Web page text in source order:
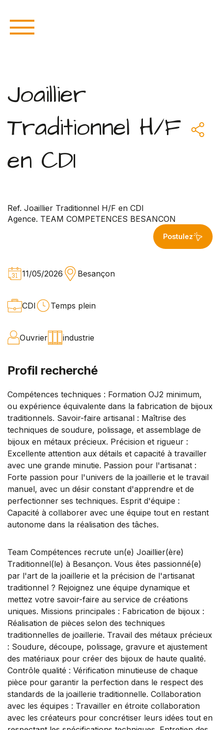
Joaillier
Traditionnel H/F
en CDI
Ref. Joaillier Traditionnel H/F en CDI
Agence. TEAM COMPETENCES BESANCON
Postulez
11/05/2026 Besançon
CDI Temps plein
Ouvrier industrie
Profil recherché
Compétences techniques : Formation OJ2 minimum,
ou expérience équivalente dans la fabrication de bijoux
traditionnels. Savoir-faire artisanal : Maîtrise des
techniques de soudure, polissage, et assemblage de
bijoux en métaux précieux. Précision et rigueur :
Excellente attention aux détails et capacité à travailler
avec une grande minutie. Passion pour l'artisanat :
Forte passion pour l'univers de la joaillerie et le travail
manuel, avec un désir constant d'apprendre et de
perfectionner ses techniques. Esprit d'équipe :
Capacité à collaborer avec une équipe tout en restant
autonome dans la réalisation des tâches.
Team Compétences recrute un(e) Joaillier(ère)
Traditionnel(le) à Besançon. Vous êtes passionné(e)
par l'art de la joaillerie et la précision de l'artisanat
traditionnel ? Rejoignez une équipe dynamique et
mettez votre savoir-faire au service de créations
uniques. Missions principales : Fabrication de bijoux :
Réalisation de pièces selon des techniques
traditionnelles de joaillerie. Travail des métaux précieux
: Soudure, découpe, polissage, gravure et ajustement
des matériaux pour créer des bijoux de haute qualité.
Contrôle qualité : Vérification minutieuse de chaque
pièce pour garantir la perfection dans le respect des
standards de la joaillerie traditionnelle. Collaboration
avec les équipes : Travailler en étroite collaboration
avec les créateurs pour concrétiser leurs idées tout en